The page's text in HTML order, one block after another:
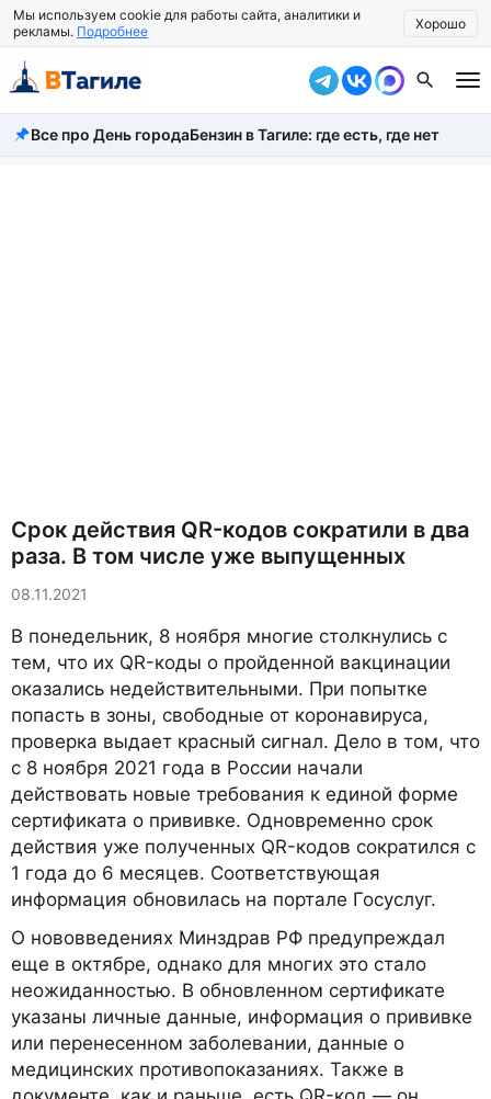
Мы используем cookie для работы сайта, аналитики и
рекламы. Подробнее Хорошо
Все новости
Все про День городаБензин в Тагиле: где есть, где нет
Срок действия QR-кодов сократили в два
раза. В том числе уже выпущенных
08.11.2021
В понедельник, 8 ноября многие столкнулись с
тем, что их QR-коды о пройденной вакцинации
оказались недействительными. При попытке
попасть в зоны, свободные от коронавируса,
проверка выдает красный сигнал. Дело в том, что
с 8 ноября 2021 года в России начали
действовать новые требования к единой форме
сертификата о прививке. Одновременно срок
действия уже полученных QR-кодов сократился с
1 года до 6 месяцев. Соответствующая
информация обновилась на портале Госуслуг.
О нововведениях Минздрав РФ предупреждал
еще в октябре, однако для многих это стало
неожиданностью. В обновленном сертификате
указаны личные данные, информация о прививке
или перенесенном заболевании, данные о
медицинских противопоказаниях. Также в